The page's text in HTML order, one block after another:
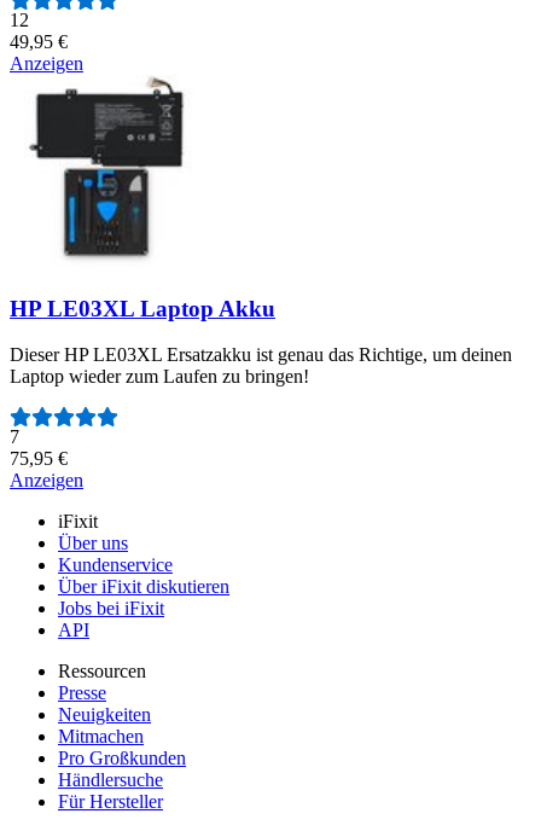
Anzahl der Bewertungen:
12
49,95 €
Anzeigen
HP LE03XL Laptop Akku
Dieser HP LE03XL Ersatzakku ist genau das Richtige, um deinen
Laptop wieder zum Laufen zu bringen!
Anzahl der Bewertungen:
7
75,95 €
Anzeigen
iFixit
Über uns
Kundenservice
Über iFixit diskutieren
Jobs bei iFixit
API
Ressourcen
Presse
Neuigkeiten
Mitmachen
Pro Großkunden
Händlersuche
Für Hersteller